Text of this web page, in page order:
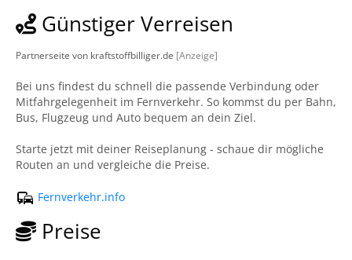
Günstiger Verreisen
Partnerseite von kraftstoffbilliger.de [Anzeige]
Bei uns findest du schnell die passende Verbindung oder
Mitfahrgelegenheit im Fernverkehr. So kommst du per Bahn,
Bus, Flugzeug und Auto bequem an dein Ziel.
Starte jetzt mit deiner Reiseplanung - schaue dir mögliche
Routen an und vergleiche die Preise.
Fernverkehr.info
Preise